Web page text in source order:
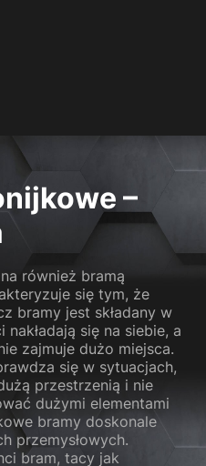
–
również bramą
się tym, że
bramy jest składany w
się na siebie, a
zajmuje dużo miejsca.
się w sytuacjach,
przestrzenią i nie
dużymi elementami
bramy doskonale
przemysłowych.
bram, tacy jak